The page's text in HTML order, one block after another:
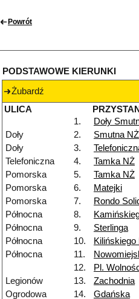
Powrót
PODSTAWOWE KIERUNKI
Żubardź
ULICA
1.
Doły
Doły
2.
Smutna NŻ
Doły
3.
Telefoniczna
4. Tamka NŻ
Pomorska
5. Tamka NŻ
Pomorska
6. Matejki
Pomorska
7. Rondo
Północna
8.
Północna
9. Sterlinga
Północna
10. Kilińskiego
Północna
11.
12.
Pl.
Legionów
13. Zachodnia
Ogrodowa
14. Gdańska